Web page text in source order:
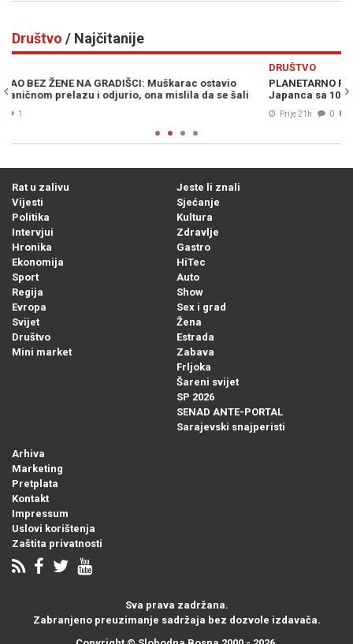
Društvo / Najčitanije
PLANETARNO POPULARNI TIKTOKER ODUŠEVIO SARAJEVO:
Japanca sa 10 miliona fanova dočekali na Baščaršiji (VIDEO)
Rat u zalivu
Vijesti
Politika
Intervjui
Hronika
Ekonomija
Sport
Regija
Evropa
Svijet
Društvo
Mini market
Jeste li znali
Sjećanje
Kultura
Zdravlje
Gastro
HiTec
Auto
Show
Sex i grad
Žena
Estrada
Zabava
Frljoka
Šareni svijet
SP 2026
SENAD ANTE-PORTAL
Sarajevski snajperisti
Arhiva
Marketing
Pretplata
Kontakt
Impressum
Uslovi korištenja
Zaštita privatnosti
Sva prava zadržana.
Zabranjeno preuzimanje sadržaja bez dozvole izdavača.